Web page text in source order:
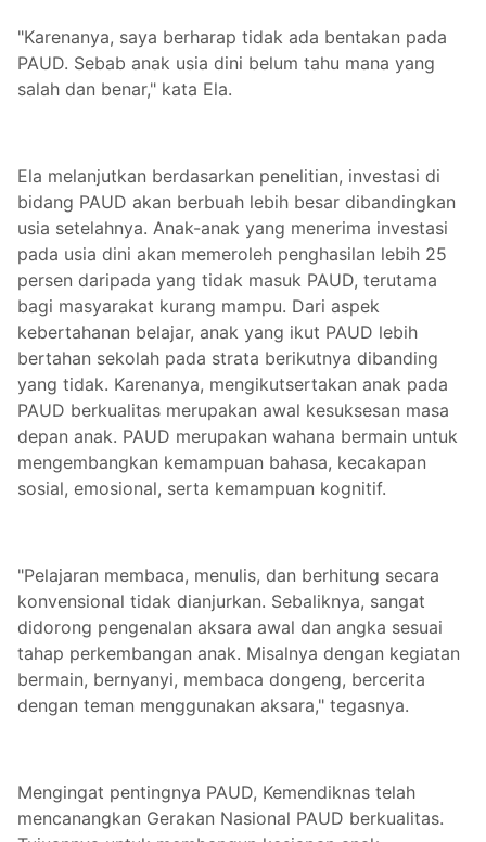
"Karenanya, saya berharap tidak ada bentakan pada
PAUD. Sebab anak usia dini belum tahu mana yang
salah dan benar," kata Ela.
Ela melanjutkan berdasarkan penelitian, investasi di
bidang PAUD akan berbuah lebih besar dibandingkan
usia setelahnya. Anak-anak yang menerima investasi
pada usia dini akan memeroleh penghasilan lebih 25
persen daripada yang tidak masuk PAUD, terutama
bagi masyarakat kurang mampu. Dari aspek
kebertahanan belajar, anak yang ikut PAUD lebih
bertahan sekolah pada strata berikutnya dibanding
yang tidak. Karenanya, mengikutsertakan anak pada
PAUD berkualitas merupakan awal kesuksesan masa
depan anak. PAUD merupakan wahana bermain untuk
mengembangkan kemampuan bahasa, kecakapan
sosial, emosional, serta kemampuan kognitif.
"Pelajaran membaca, menulis, dan berhitung secara
konvensional tidak dianjurkan. Sebaliknya, sangat
didorong pengenalan aksara awal dan angka sesuai
tahap perkembangan anak. Misalnya dengan kegiatan
bermain, bernyanyi, membaca dongeng, bercerita
dengan teman menggunakan aksara," tegasnya.
Mengingat pentingnya PAUD, Kemendiknas telah
mencanangkan Gerakan Nasional PAUD berkualitas.